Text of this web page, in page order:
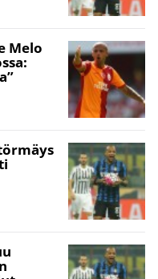
Melo